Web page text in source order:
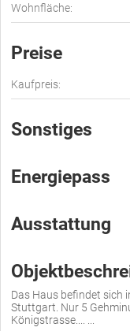
Wohnfläche:
Preise
Kaufpreis:
Sonstiges
Energiepass
Ausstattung
Das Haus befindet sich
Stuttgart. Nur 5
Königstrasse.... ...